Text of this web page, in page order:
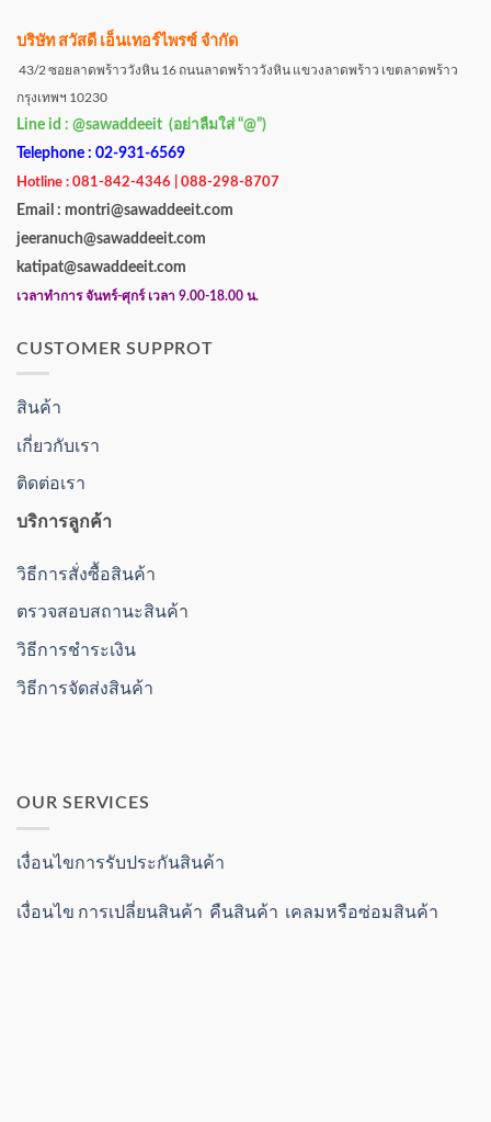
บริษัท สวัสดี เอ็นเทอร์ไพรซ์ จำกัด
43/2 ซอยลาดพร้าววังหิน 16 ถนนลาดพร้าววังหิน แขวงลาดพร้าว เขตลาดพร้าว
กรุงเทพฯ 10230
Line id : @sawaddeeit (อย่าลืมใส่ “@”)
Telephone : 02-931-6569
Hotline : 081-842-4346 | 088-298-8707
Email : montri@sawaddeeit.com
jeeranuch@sawaddeeit.com
katipat@sawaddeeit.com
เวลาทำการ จันทร์-ศุกร์ เวลา 9.00-18.00 น.
CUSTOMER SUPPROT
สินค้า
เกี่ยวกับเรา
ติดต่อเรา
บริการลูกค้า
วิธีการสั่งซื้อสินค้า
ตรวจสอบสถานะสินค้า
วิธีการชำระเงิน
วิธีการจัดส่งสินค้า
OUR SERVICES
เงื่อนไขการรับประกันสินค้า
เงื่อนไข การเปลี่ยนสินค้า คืนสินค้า เคลมหรือซ่อมสินค้า